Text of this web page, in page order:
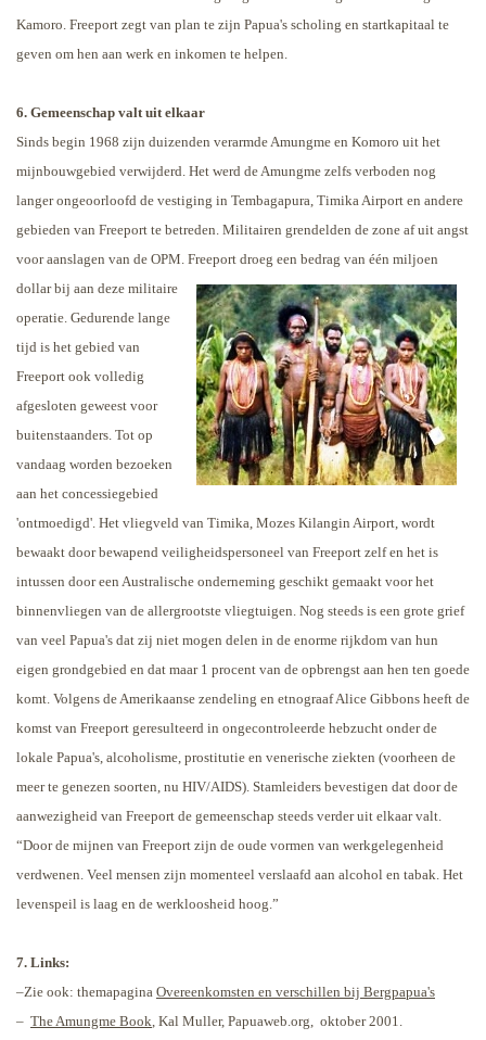
Kamoro. Freeport zegt van plan te zijn Papua's scholing en startkapitaal te
geven om hen aan werk en inkomen te helpen.
6. Gemeenschap valt uit elkaar
Sinds begin 1968 zijn duizenden verarmde Amungme en Komoro uit het
mijnbouwgebied verwijderd. Het werd de Amungme zelfs verboden nog
langer ongeoorloofd de vestiging in Tembagapura, Timika Airport en andere
gebieden van Freeport te betreden. Militairen grendelden de zone af uit angst
voor aanslagen van de OPM. Freeport droeg een bedrag van één miljoen
dollar bij aan deze militaire
operatie. Gedurende lange
tijd is het gebied van
Freeport ook volledig
afgesloten geweest voor
buitenstaanders. Tot op
vandaag worden bezoeken
aan het concessiegebied
'ontmoedigd'. Het vliegveld van Timika, Mozes Kilangin Airport, wordt
bewaakt door bewapend veiligheidspersoneel van Freeport zelf en het is
intussen door een Australische onderneming geschikt gemaakt voor het
binnenvliegen van de allergrootste vliegtuigen. Nog steeds is een grote grief
van veel Papua's dat zij niet mogen delen in de enorme rijkdom van hun
eigen grondgebied en dat maar 1 procent van de opbrengst aan hen ten goede
komt. Volgens de Amerikaanse zendeling en etnograaf Alice Gibbons heeft de
komst van Freeport geresulteerd in ongecontroleerde hebzucht onder de
lokale Papua's, alcoholisme, prostitutie en venerische ziekten (voorheen de
meer te genezen soorten, nu HIV/AIDS). Stamleiders bevestigen dat door de
aanwezigheid van Freeport de gemeenschap steeds verder uit elkaar valt.
“Door de mijnen van Freeport zijn de oude vormen van werkgelegenheid
verdwenen. Veel mensen zijn momenteel verslaafd aan alcohol en tabak. Het
levenspeil is laag en de werkloosheid hoog.”
7. Links:
–Zie ook: themapagina Overeenkomsten en verschillen bij Bergpapua's
– The Amungme Book , Kal Muller, Papuaweb.org,
oktober 2001.